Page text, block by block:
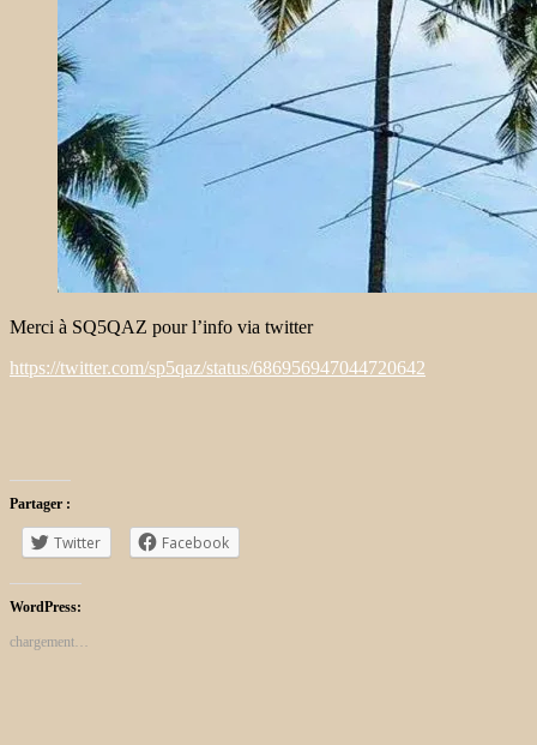
Merci à SQ5QAZ pour l’info via twitter
https://twitter.com/sp5qaz/status/686956947044720642
Partager :
Twitter Facebook
WordPress:
chargement…